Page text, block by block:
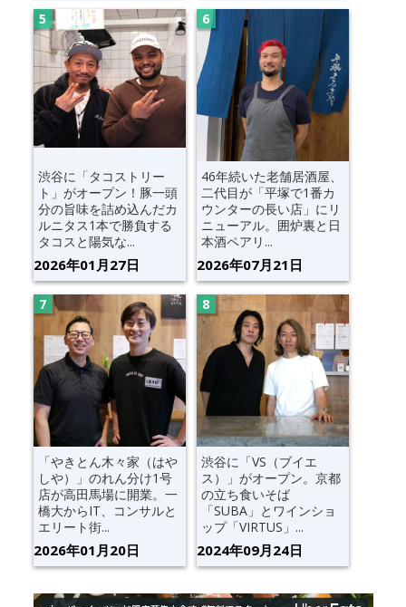
渋谷に「タコストリー
ト」がオープン！豚一頭
分の旨味を詰め込んだカ
ルニタス1本で勝負する
タコスと陽気な...
2026年01月27日
46年続いた老舗居酒屋、
二代目が「平塚で1番カ
ウンターの長い店」にリ
ニューアル。囲炉裏と日
本酒ペアリ...
2026年07月21日
「やきとん木々家（はや
しや）」のれん分け1号
店が高田馬場に開業。一
橋大からIT、コンサルと
エリート街...
2026年01月20日
渋谷に「VS（ブイエ
ス）」がオープン。京都
の立ち食いそば
「SUBA」とワインショ
ップ「VIRTUS」...
2024年09月24日